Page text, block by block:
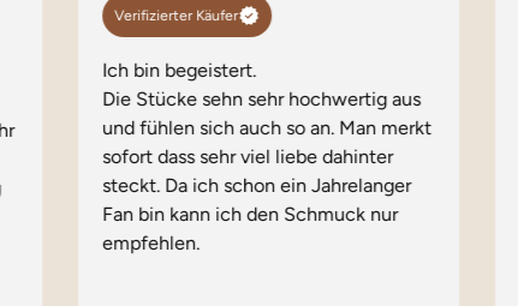
Verifizierter Käufer
Ich bin begeistert.
Die Stücke sehn sehr hochwertig aus
und fühlen sich auch so an. Man merkt
sofort dass sehr viel liebe dahinter
steckt. Da ich schon ein Jahrelanger
Fan bin kann ich den Schmuck nur
empfehlen.